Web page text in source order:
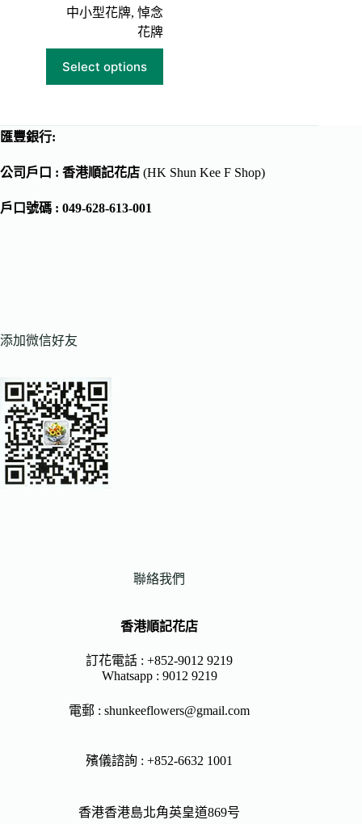
中小型花牌, 悼念
花牌
Select options
匯豐銀行:
公司戶口 : 香港順記花店 (HK Shun Kee F Shop)
戶口號碼 : 049-628-613-001
添加微信好友
聯絡我們
香港順記花店
訂花電話 : +852-9012 9219
Whatsapp : 9012 9219
電郵 :shunkeeflowers@gmail.com
殯儀諮詢 : +852-6632 1001
香港香港島北角英皇道869号